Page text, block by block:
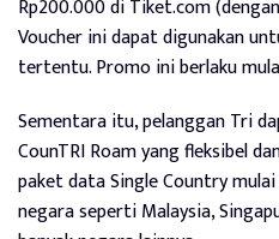
Rp200.000 di Tiket.com
Voucher ini dapat digunakan
tertentu. Promo ini berlaku
Sementara itu, pelanggan Tri
CounTRI Roam yang fleksibel
paket data Single Country
negara seperti Malaysia,